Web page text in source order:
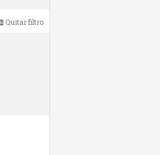
Quitar filtro